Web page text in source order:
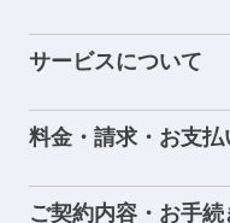
サービスについて
料金・請求・お支払
ご契約内容・お手